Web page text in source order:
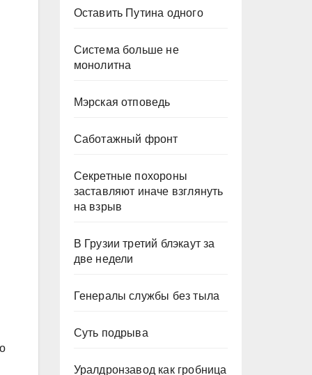
Оставить Путина одного
Система больше не
монолитна
Мэрская отповедь
Саботажный фронт
Секретные похороны
заставляют иначе взглянуть
на взрыв
В Грузии третий блэкаут за
две недели
Генералы службы без тыла
Суть подрыва
Уралдронзавод как гробница